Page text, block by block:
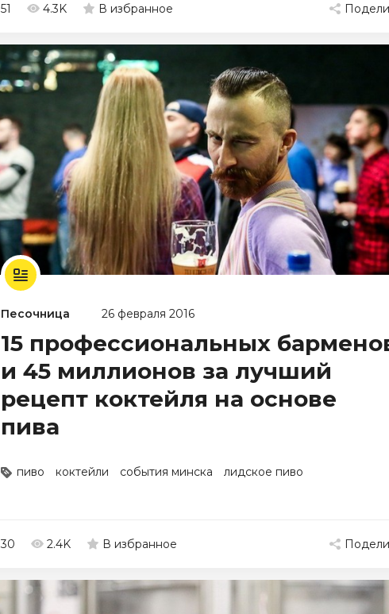
51 4.3K В избранное
Песочница 26 февраля 2016
15 профессиональных
и 45 миллионов за лучший
рецепт коктейля на основе
пива
пиво коктейли события минска лидское пиво
30 2.4K В избранное